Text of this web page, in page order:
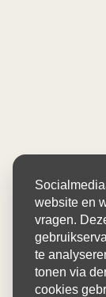
website en
vragen.
te
tonen via
cookies